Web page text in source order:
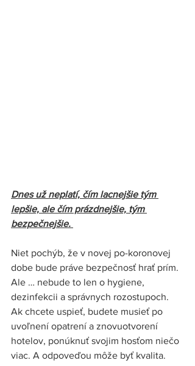
Dnes už neplatí, čím lacnejšie tým
lepšie, ale čím prázdnejšie, tým
bezpečnejšie.
Niet pochýb, že v novej po-koronovej
dobe bude práve bezpečnosť hrať prím.
Ale … nebude to len o hygiene,
dezinfekcii a správnych rozostupoch.
Ak chcete uspieť, budete musieť po
uvoľnení opatrení a znovuotvorení
hotelov, ponúknuť svojim hosťom niečo
viac. A odpoveďou môže byť kvalita.